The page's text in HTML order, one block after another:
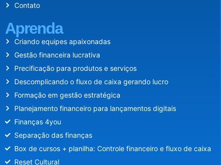
Contato
Aprenda
Criando equipes apaixonadas
Gestão financeira lucrativa
Precificação para produtos e serviços
Descomplicando o fluxo de caixa gerando lucro
Formação em gestão estratégica
Planejamento financeiro para lançamentos digitais
Finanças 4you
Separação das finanças
Box de cursos + planilha: Controle financeiro e fluxo de caixa
Reset Cultural